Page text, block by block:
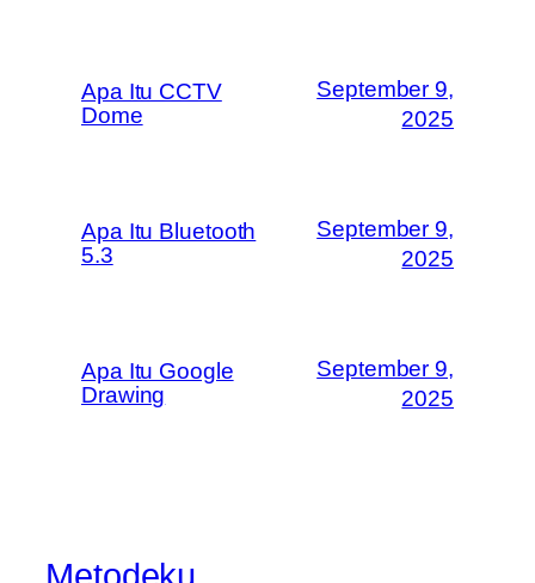
Apa Itu CCTV
Dome
September 9,
2025
Apa Itu Bluetooth
5.3
September 9,
2025
Apa Itu Google
Drawing
September 9,
2025